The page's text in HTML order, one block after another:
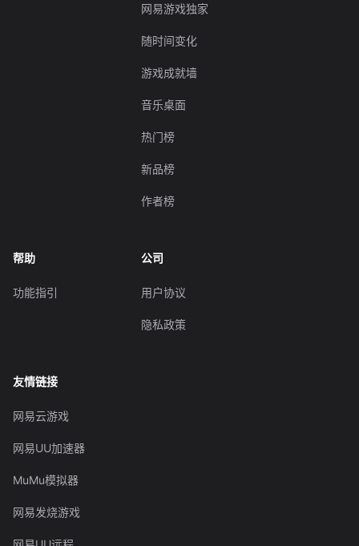
网易游戏独家
随时间变化
游戏成就墙
音乐桌面
热门榜
新品榜
作者榜
帮助
功能指引
公司
用户协议
隐私政策
友情链接
网易云游戏
网易UU加速器
MuMu模拟器
网易发烧游戏